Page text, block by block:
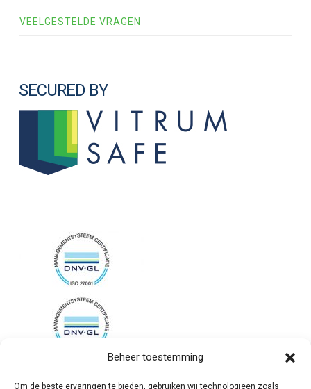
Beheer toestemming
Om de beste ervaringen te bieden, gebruiken wij technologieën zoals
VEELGESTELDE VRAGEN
SECURED BY